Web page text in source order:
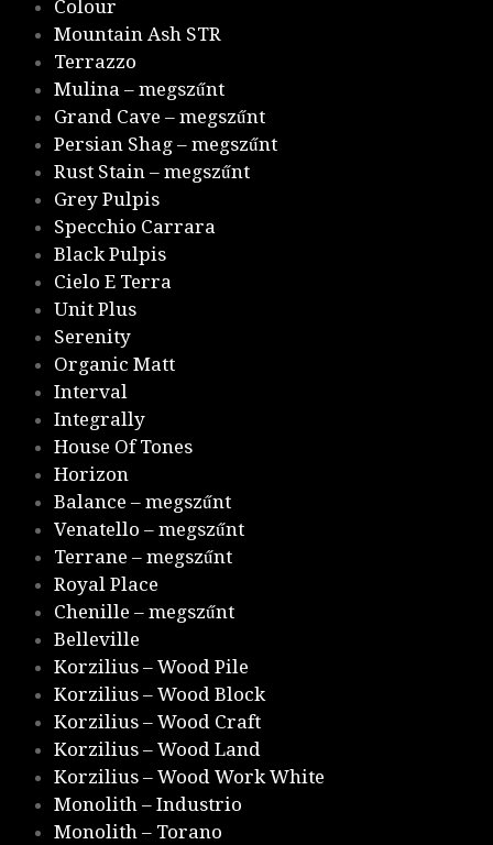
Colour
Mountain Ash STR
Terrazzo
Mulina – megszűnt
Grand Cave – megszűnt
Persian Shag – megszűnt
Rust Stain – megszűnt
Grey Pulpis
Specchio Carrara
Black Pulpis
Cielo E Terra
Unit Plus
Serenity
Organic Matt
Interval
Integrally
House Of Tones
Horizon
Balance – megszűnt
Venatello – megszűnt
Terrane – megszűnt
Royal Place
Chenille – megszűnt
Belleville
Korzilius – Wood Pile
Korzilius – Wood Block
Korzilius – Wood Craft
Korzilius – Wood Land
Korzilius – Wood Work White
Monolith – Industrio
Monolith – Torano